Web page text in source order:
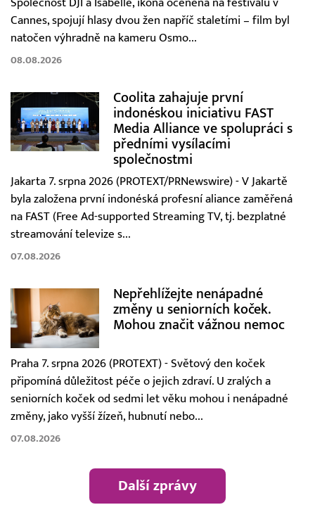
Cannes, spojují hlasy dvou žen napříč staletími – film byl
natočen výhradně na kameru Osmo...
08.08.2026
Coolita zahajuje první
indonéskou iniciativu FAST
Media Alliance ve spolupráci s
předními vysílacími
společnostmi
Jakarta 7. srpna 2026 (PROTEXT/PRNewswire) - V Jakartě
byla založena první indonéská profesní aliance zaměřená
na FAST (Free Ad-supported Streaming TV, tj. bezplatné
streamování televize s...
07.08.2026
Nepřehlížejte nenápadné
změny u seniorních koček.
Mohou značit vážnou nemoc
Praha 7. srpna 2026 (PROTEXT) - Světový den koček
připomíná důležitost péče o jejich zdraví. U zralých a
seniorních koček od sedmi let věku mohou i nenápadné
změny, jako vyšší žízeň, hubnutí nebo...
07.08.2026
Další zprávy